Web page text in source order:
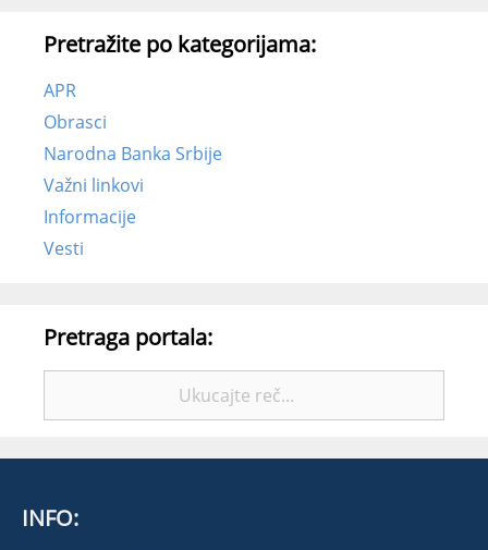
Pretražite po kategorijama:
APR
Obrasci
Narodna Banka Srbije
Važni linkovi
Informacije
Vesti
Pretraga portala:
INFO: